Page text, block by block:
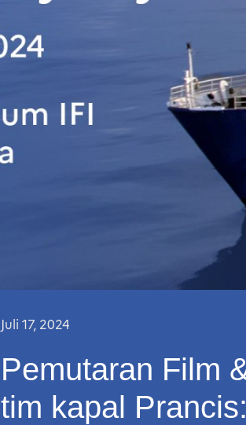
Juli 17, 2024
Pemutaran Film
tim kapal